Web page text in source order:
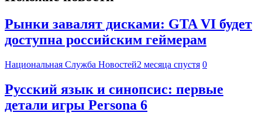
Рынки завалят дисками: GTA VI будет
доступна российским геймерам
Национальная Служба Новостей2 месяца спустя 0
Русский язык и синопсис: первые
детали игры Persona 6